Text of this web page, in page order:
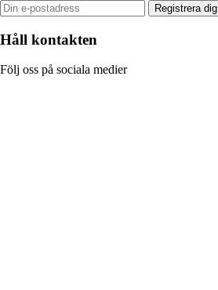
Registrera dig
Håll kontakten
Följ oss på sociala medier